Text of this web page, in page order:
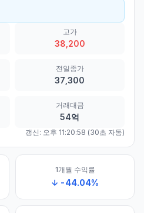
고가
38,200
전일종가
37,300
거래대금
54억
갱신: 오후 11:20:58 (30초 자동)
1개월 수익률
↓ -44.04%